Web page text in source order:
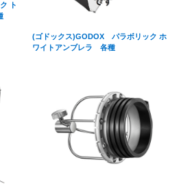
ト
(ゴドックス)GODOX パラボリック ホ
ワイトアンブレラ 各種